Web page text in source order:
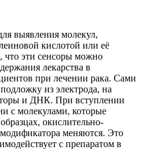
выявления молекул,
кислотой или её
что эти сенсоры можно
лекарства в
при лечении рака. Сами
из электрода, на
и ДНК. При вступлении
с молекулами, которые
окислительно-
меняются. Это
с препаратом в